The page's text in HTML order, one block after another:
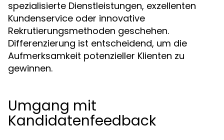
spezialisierte Dienstleistungen, exzellenten
Kundenservice oder innovative
Rekrutierungsmethoden geschehen.
Differenzierung ist entscheidend, um die
Aufmerksamkeit potenzieller Klienten zu
gewinnen.
Umgang mit
Kandidatenfeedback